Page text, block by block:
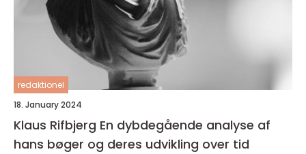
redaktionel
18. January 2024
Klaus Rifbjerg En dybdegående analyse af
hans bøger og deres udvikling over tid